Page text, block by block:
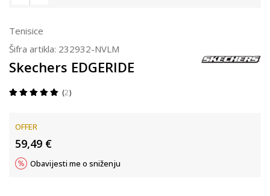
Tenisice
Šifra artikla: 232932-NVLM
Skechers EDGERIDE
2
OFFER
59,49 €
Obavijesti me o sniženju